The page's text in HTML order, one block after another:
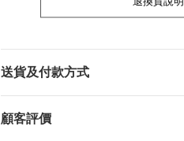
送貨及付款方式
顧客評價